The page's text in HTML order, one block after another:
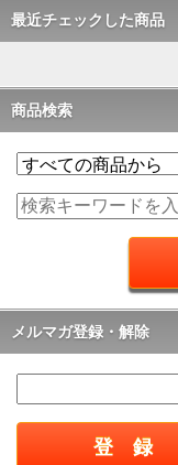
最近チェックした商品
商品検索
メルマガ登録・解除